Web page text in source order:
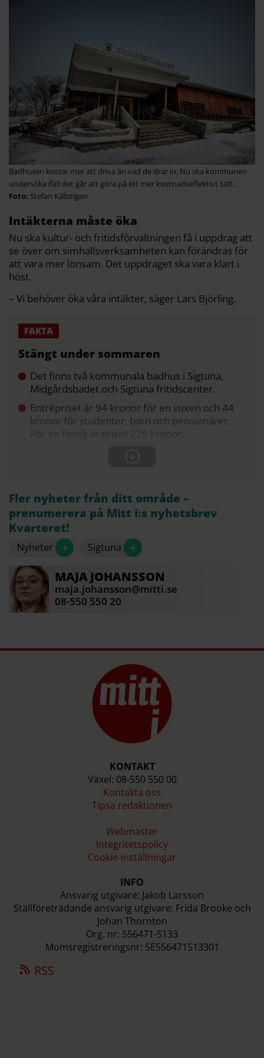
Badhusen kostar mer att driva än vad de drar in. Nu ska kommunen
undersöka ifall det går att göra på ett mer kostnadseffektivt sätt.
Stefan Källstigen
Intäkterna måste öka
Nu ska kultur- och fritidsförvaltningen få i uppdrag att
se över om simhallsverksamheten kan förändras för
att vara mer lönsam. Det uppdraget ska vara klart i
höst.
– Vi behöver öka våra intäkter, säger Lars Björling.
Stängt under sommaren
Det finns två kommunala badhus i Sigtuna,
Midgårdsbadet och Sigtuna fritidscenter.
Entrépriset är 94 kronor för en vuxen och 44
kronor för studenter, barn och pensionärer.
För en familj är priset 225 kronor.
Fler nyheter från ditt område –
prenumerera på Mitt i:s nyhetsbrev
Kvarteret!
Nyheter + Sigtuna +
MAJA JOHANSSON
maja.johansson@mitti.se
08-550 550 20
KONTAKT
Växel: 08-550 550 00
Kontakta oss
Tipsa redaktionen
Webmaster
Integritetspolicy
Cookie-inställningar
INFO
Ansvarig utgivare: Jakob Larsson
Ställföreträdande ansvarig utgivare: Frida Brooke och
Johan Thornton
Org. nr: 556471-5133
Momsregistreringsnr: SE556471513301
RSS